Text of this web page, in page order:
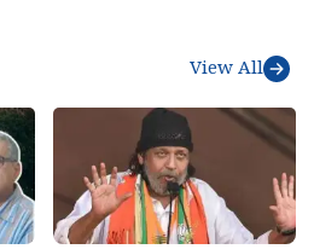
View All